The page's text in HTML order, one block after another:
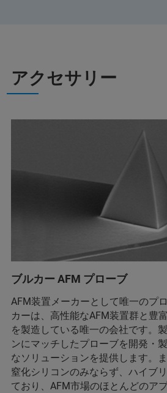
アクセサリー
ブルカー AFM プローブ
AFM装置メーカーとして唯一のプ
カーは、高性能なAFM装置群と豊
を製造している唯一の会社です。
ンにマッチしたプローブを開発・
なソリューションを提供します。
窒化シリコンのみならず、ハイブ
ており、AFM市場のほとんどのア